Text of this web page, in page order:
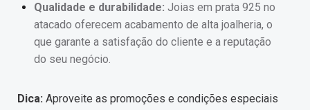
Qualidade e durabilidade: Joias em prata 925 no
atacado oferecem acabamento de alta joalheria, o
que garante a satisfação do cliente e a reputação
do seu negócio.
Dica: Aproveite as promoções e condições especiais